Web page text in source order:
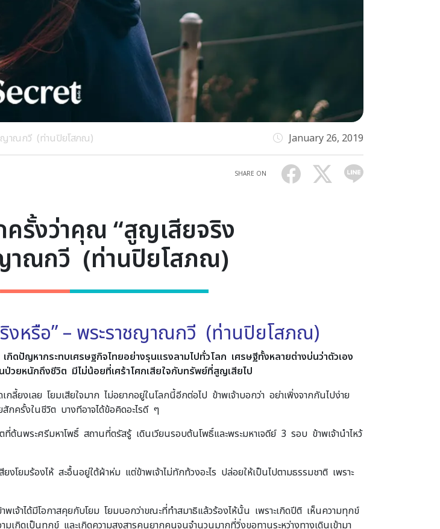
ญาณกวี (ท่านปิยโสภณ) January 26, 2019
SHARE ON
ครั้งว่าคุณ “สูญเสียจริง
าณกวี (ท่านปิยโสภณ)
หรือ” – พระราชญาณกวี (ท่านปิยโสภณ)
ดปัญหากระทบเศรษฐกิจไทยอย่างรุนแรงลามไปทั่วโลก เศรษฐีทั้งหลายต่างบ่นว่าตัวเอง
วยหนักถึงชีวิต มีไม่น้อยที่เศร้าโศกเสียใจกับทรัพย์ที่สูญเสียไป
กลี้ยงเลย โยมเสียใจมาก ไม่อยากอยู่ในโลกนี้อีกต่อไป ข้าพเจ้าบอกว่า อย่าเพิ่งจากกันไปง่าย
สักครั้งในชีวิต บางทีอาจได้ข้อคิดอะไรดี ๆ
ต้นพระศรีมหาโพธิ์ สถานที่ตรัสรู้ เดินเวียนรอบต้นโพธิ์และพระมหาเจดีย์ 3 รอบ ข้าพเจ้านำไหว้
โยมร้องไห้ สะอื้นอยู่ใต้ผ้าห่ม แต่ข้าพเจ้าไม่ทักท้วงอะไร ปล่อยให้เป็นไปตามธรรมชาติ เพราะ
เจ้าได้มีโอกาสคุยกับโยม โยมบอกว่าขณะที่ทำสมาธิแล้วร้องไห้นั้น เพราะเกิดปีติ เห็นความทุกข์
กิดเป็นทุกข์ และเกิดความสงสารคนยากคนจนจำนวนมากที่วิ่งขอทานระหว่างทางเดินเข้ามา